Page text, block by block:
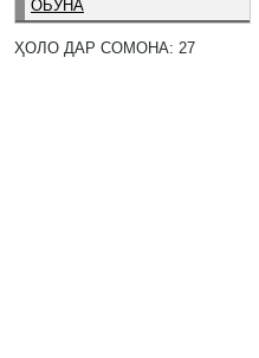
ОБУНА
ҲОЛО ДАР СОМОНА: 27